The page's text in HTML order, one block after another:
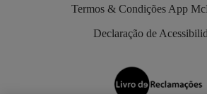
Termos & Condições App
Declaração de